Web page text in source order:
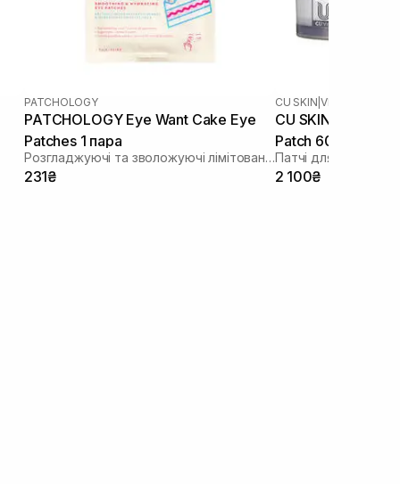
PATCHOLOGY
PATCHOLOGY Eye Want Cake Eye
Patches 1 пара
Розгладжуючі та зволожуючі лімітовані патчі
231₴
CU SKIN |VITAMIN U
CU SKIN Vitamin
Patch 60 шт
2 100₴